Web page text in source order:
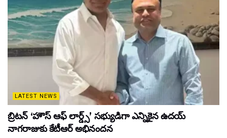
LATEST NEWS
బ్రిటన్ ‘హౌస్ ఆఫ్ లార్డ్స్’ సభ్యుడిగా ఎన్నికైన ఉదయ్
నాగరాజుకు కేటీఆర్ అభినందన